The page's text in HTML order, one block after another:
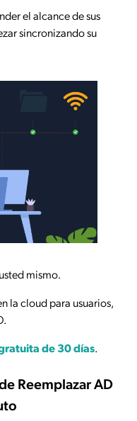
el alcance de sus
sincronizando su
mismo.
la cloud para usuarios,
de 30 días.
Reemplazar AD